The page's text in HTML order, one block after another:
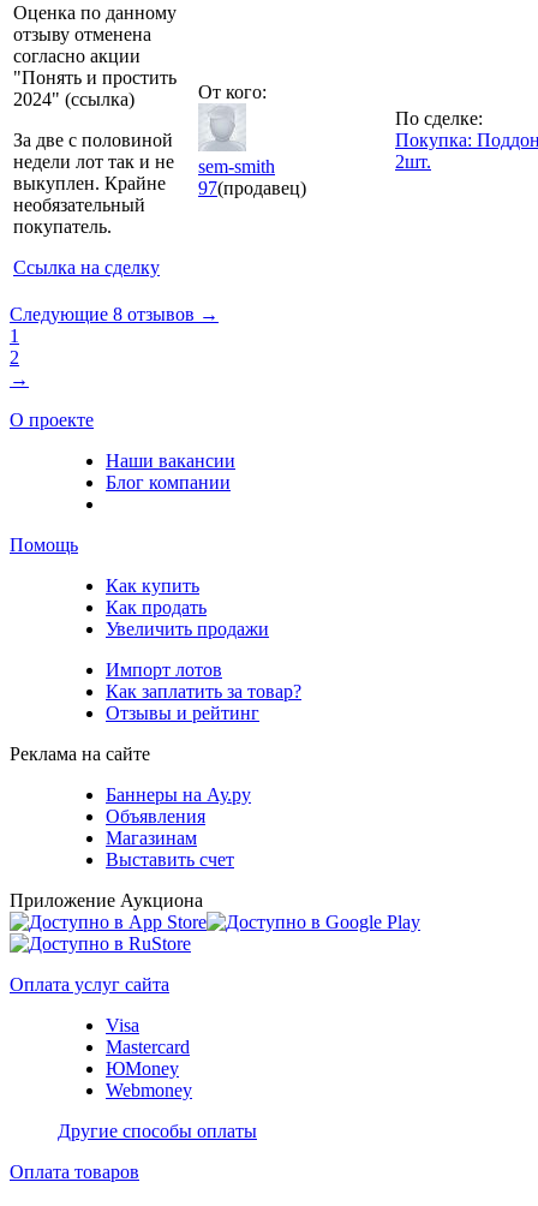
Оценка по данному
отзыву отменена
согласно акции
"Понять и простить
2024" (ссылка)
За две с половиной
недели лот так и не
выкуплен. Крайне
необязательный
покупатель.
Ссылка на сделку
От кого:
sem-smith
97(продавец)
По сделке:
Покупка:
2шт.
Следующие 8 отзывов →
1
2
→
О проекте
Наши вакансии
Блог компании
Помощь
Как купить
Как продать
Увеличить продажи
Импорт лотов
Как заплатить за товар?
Отзывы и рейтинг
Реклама на сайте
Баннеры на Ау.ру
Объявления
Магазинам
Выставить счет
Приложение Аукциона
Оплата услуг сайта
Visa
Mastercard
ЮMoney
Webmoney
Другие способы оплаты
Оплата товаров